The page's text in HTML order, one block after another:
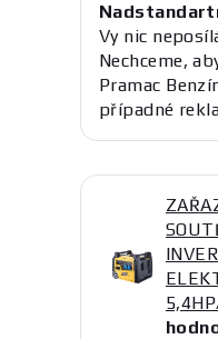
Vy nic
Nechceme,
Pramac
případné